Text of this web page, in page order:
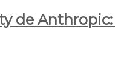
de